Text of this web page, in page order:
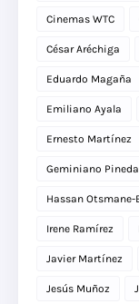
Cinemas WTC
César Aréchiga
Eduardo Magaña
Emiliano Ayala
Ernesto Martínez
Geminiano Pineda
Hassan Otsmane-
Irene Ramírez
Javier Martínez
Jesús Muñoz